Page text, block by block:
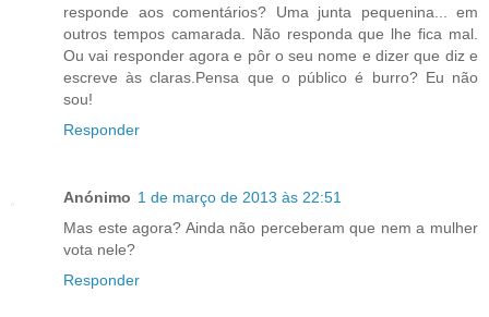
responde aos comentários? Uma junta pequenina... em
outros tempos camarada. Não responda que lhe fica mal.
Ou vai responder agora e pôr o seu nome e dizer que diz e
escreve às claras.Pensa que o público é burro? Eu não
sou!
Responder
Anónimo 1 de março de 2013 às 22:51
Mas este agora? Ainda não perceberam que nem a mulher
vota nele?
Responder